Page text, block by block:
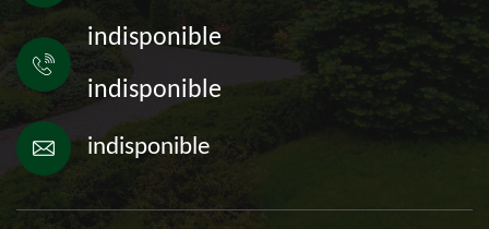
indisponible
indisponible
indisponible